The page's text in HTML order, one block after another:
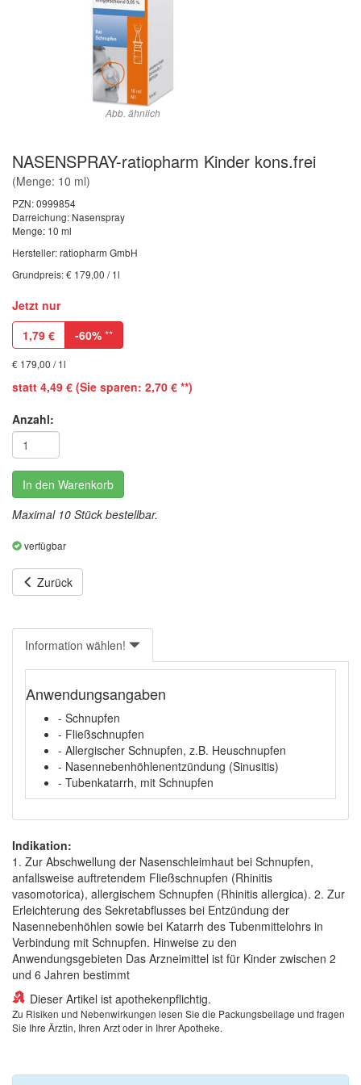
Abb. ähnlich
NASENSPRAY-ratiopharm Kinder kons.frei
(Menge: 10 ml)
PZN:0999854
Darreichung: Nasenspray
Menge: 10 ml
Hersteller: ratiopharm GmbH
Grundpreis: € 179,00 / 1l
Jetzt nur
1,79 € -60% **
€ 179,00 / 1l
statt 4,49 € (Sie sparen: 2,70 € **)
Anzahl:
In den Warenkorb
Maximal 10 Stück bestellbar.
verfügbar
Zurück
Information wählen!
Anwendungsangaben
- Schnupfen
- Fließschnupfen
- Allergischer Schnupfen, z.B. Heuschnupfen
- Nasennebenhöhlenentzündung (Sinusitis)
- Tubenkatarrh, mit Schnupfen
Indikation:
1. Zur Abschwellung der Nasenschleimhaut bei Schnupfen,
anfallsweise auftretendem Fließschnupfen (Rhinitis
vasomotorica), allergischem Schnupfen (Rhinitis allergica). 2. Zur
Erleichterung des Sekretabflusses bei Entzündung der
Nasennebenhöhlen sowie bei Katarrh des Tubenmittelohrs in
Verbindung mit Schnupfen. Hinweise zu den
Anwendungsgebieten Das Arzneimittel ist für Kinder zwischen 2
und 6 Jahren bestimmt
Dieser Artikel ist apothekenpflichtig.
Zu Risiken und Nebenwirkungen lesen Sie die Packungsbeilage und fragen
Sie Ihre Ärztin, Ihren Arzt oder in Ihrer Apotheke.